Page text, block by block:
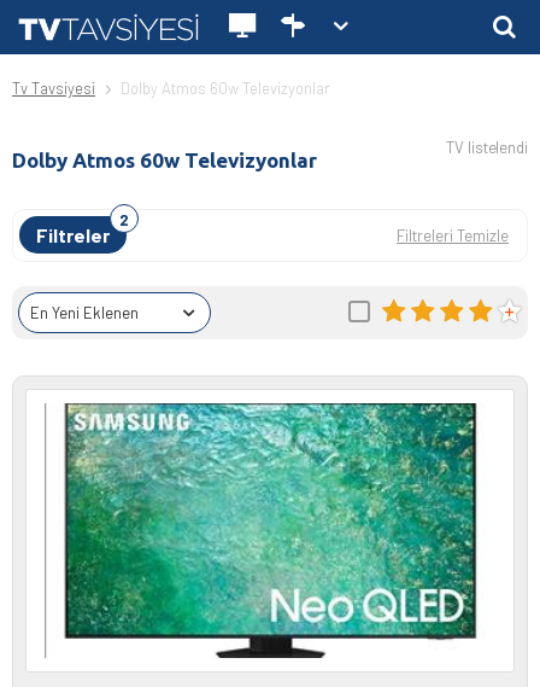
Tv Tavsiyesi Dolby Atmos 60w Televizyonlar
Dolby Atmos 60w Televizyonlar
TV listelendi
Filtreler Filtreleri Temizle